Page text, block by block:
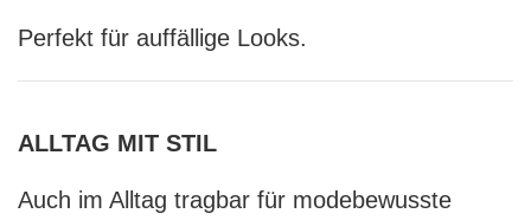
Perfekt für auffällige Looks.
ALLTAG MIT STIL
Auch im Alltag tragbar für modebewusste